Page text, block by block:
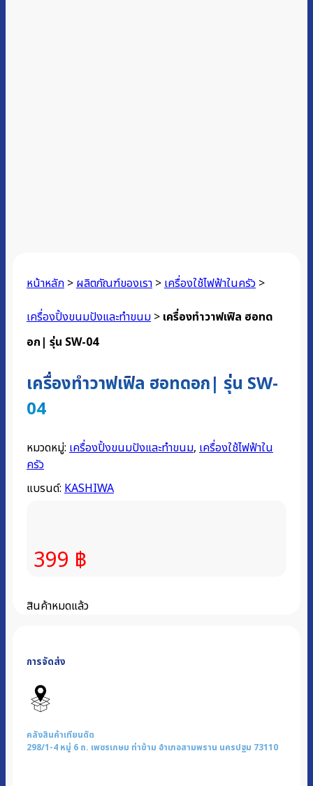
หน้าหลัก >ผลิตภัณฑ์ของเรา >เครื่องใช้ไฟฟ้าในครัว >
เครื่องปิ้งขนมปังและทำขนม > เครื่องทำวาฟเฟิล ฮอทด
อก| รุ่น SW-04
เครื่องทำวาฟเฟิล ฮอทดอก| รุ่น SW-
04
หมวดหมู่: เครื่องปิ้งขนมปังและทำขนม, เครื่องใช้ไฟฟ้าใน
ครัว
แบรนด์: KASHIWA
399 ฿
สินค้าหมดแล้ว
การจัดส่ง
คลังสินค้าเทียนดัด
298/1-4 หมู่ 6 ถ. เพชรเกษม ท่าข้าม อำเภอสามพราน นครปฐม 73110